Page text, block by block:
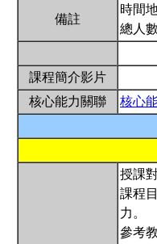
備註
時間
總人
課程簡介影片
核心能力關聯
核心
授課
課程
力。
參考